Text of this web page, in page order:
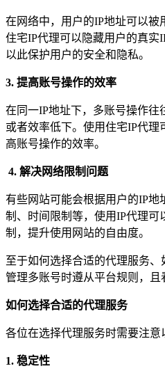
在网络中，用户的IP地址可以被
住宅IP代理可以隐藏用户的真实
以此保护用户的安全和隐私。
3. 提高账号操作的效率
在同一IP地址下，多账号操作
或者效率低下。使用住宅IP代
高账号操作的效率。
4. 解决网络限制问题
有些网站可能会根据用户的IP地
制、时间限制等，使用IP代理可
制，提升使用网站的自由度。
至于如何选择合适的代理服务
管理多账号时遵从平台规则，且
如何选择合适的代理服务
各位在选择代理服务时需要注意
1. 稳定性